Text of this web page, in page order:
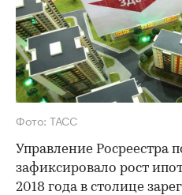
Фото: ТАСС
Управление Росреестра
зафиксировало рост
2018 года в столице